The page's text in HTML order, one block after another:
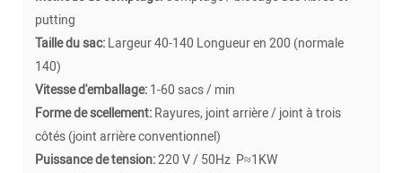
putting
Taille du sac:Largeur 40-140 Longueur en 200 (normale
140)
Vitesse d'emballage:1-60 sacs / min
Forme de scellement:Rayures, joint arrière / joint à trois
côtés (joint arrière conventionnel)
Puissance de tension:220 V / 50Hz P≈1KW